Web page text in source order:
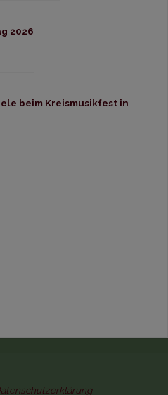
2026
beim Kreismusikfest in